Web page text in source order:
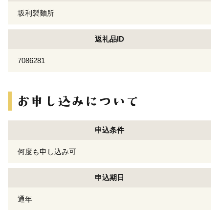
坂利製麺所
返礼品ID
7086281
申込条件
何度も申し込み可
申込期日
通年